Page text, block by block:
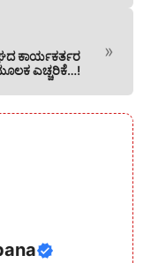
ಕಾರ್ಯಕರ್ತರ
ಎಚ್ಚರಿಕೆ…!
»